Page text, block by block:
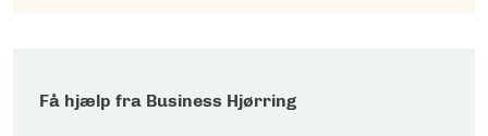
Få hjælp fra Business Hjørring